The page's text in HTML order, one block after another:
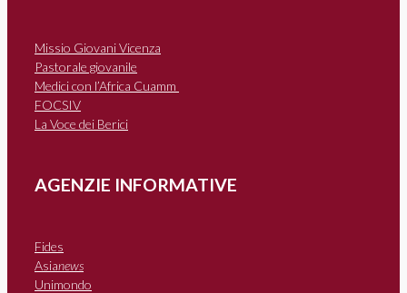
Missio Giovani Vicenza
Pastorale giovanile
Medici con l’Africa Cuamm
FOCSIV
La Voce dei Berici
AGENZIE INFORMATIVE
Fides
Asianews
Unimondo